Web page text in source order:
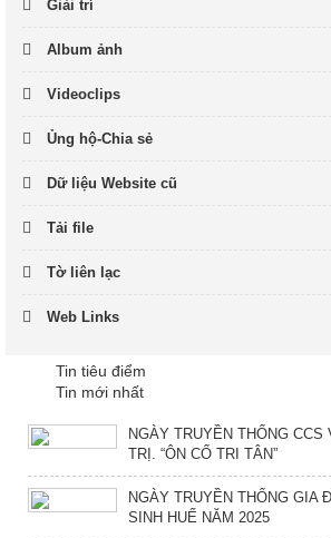
Giải trí
Album ảnh
Videoclips
Ủng hộ-Chia sẻ
Dữ liệu Website cũ
Tải file
Tờ liên lạc
Web Links
Tin tiêu điểm
Tin mới nhất
NGÀY TRUYỀN THỐNG CCS
TRỊ. “ÔN CỐ TRI TÂN”
NGÀY TRUYỀN THỐNG GIA
SINH HUẾ NĂM 2025